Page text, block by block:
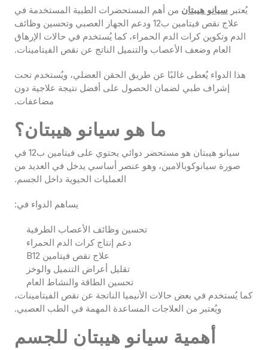
يُعتبر سيانو هيبتان من أهم المستحضرات الطبية المستخدمة في
علاج نقص فيتامين ب12 ودعم الجهاز العصبي وتحسين وظائف
الدم وتكوين كرات الدم الحمراء، كما يُستخدم في حالات الإرهاق
العام وضعف الأعصاب والتنميل الناتج عن نقص الفيتامينات.
هذا الدواء يُعطى غالبًا عن طريق الحقن العضلي، ويُستخدم تحت
إشراف طبي لضمان الحصول على أفضل نتيجة علاجية دون
مضاعفات.
ما هو سيانو هيبتان؟
سيانو هيبتان هو مستحضر دوائي يحتوي على فيتامين ب12 في
صورة سيانوكوبالامين، وهو عنصر أساسي يدخل في العديد من
العمليات الحيوية داخل الجسم.
يساهم الدواء في:
تحسين وظائف الأعصاب الطرفية
دعم إنتاج كرات الدم الحمراء
علاج نقص فيتامين B12
تقليل أعراض التنميل والوخز
تحسين الطاقة والنشاط العام
كما يُستخدم في بعض حالات الأنيميا الناتجة عن نقص الفيتامينات،
ويُعتبر من العلاجات المساعدة المهمة في الطب العصبي.
أهمية سيانو هيبتان للجسم